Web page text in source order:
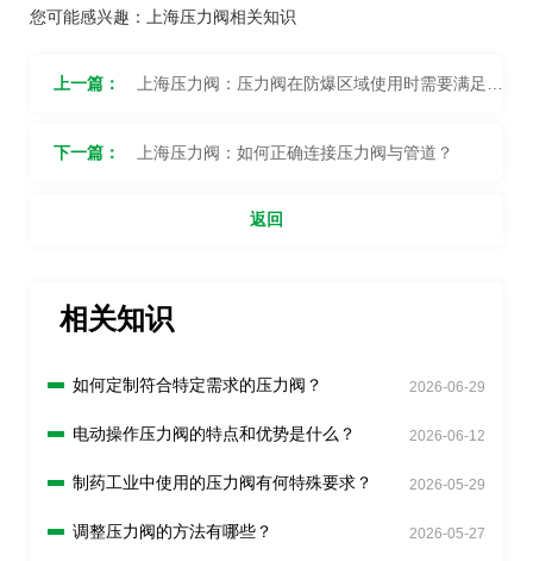
您可能感兴趣： 上海压力阀相关知识
上一篇： 上海压力阀：压力阀在防爆区域使用时需要满足哪
些安全要求？
下一篇： 上海压力阀：如何正确连接压力阀与管道？
返回
相关知识
如何定制符合特定需求的压力阀？ 2026-06-29
电动操作压力阀的特点和优势是什么？ 2026-06-12
制药工业中使用的压力阀有何特殊要求？ 2026-05-29
调整压力阀的方法有哪些？ 2026-05-27